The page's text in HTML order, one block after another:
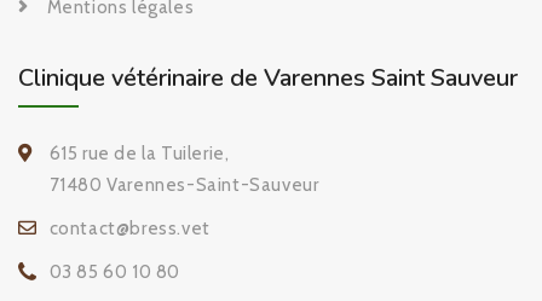
Mentions légales
Clinique vétérinaire de Varennes Saint Sauveur
615 rue de la Tuilerie,
71480 Varennes-Saint-Sauveur
contact@bress.vet
03 85 60 10 80